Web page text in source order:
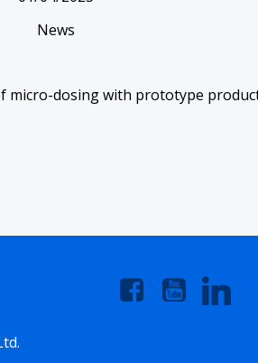
News
micro-dosing with prototype